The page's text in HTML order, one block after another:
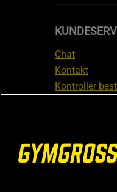
Chat
Kontakt
Kontroller